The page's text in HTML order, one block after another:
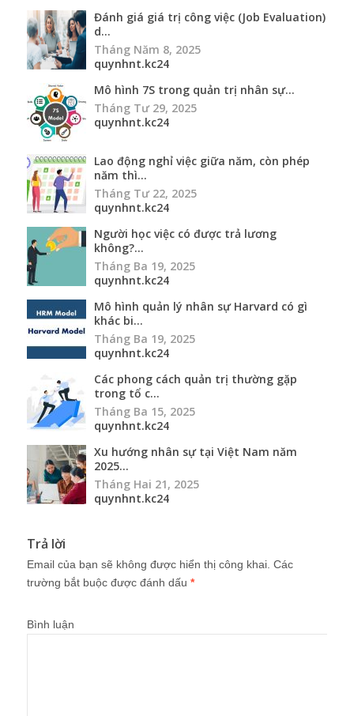
Đánh giá giá trị công việc (Job Evaluation)
d...
Tháng Năm 8, 2025
quynhnt.kc24
Mô hình 7S trong quản trị nhân sự...
Tháng Tư 29, 2025
quynhnt.kc24
Lao động nghỉ việc giữa năm, còn phép
năm thì...
Tháng Tư 22, 2025
quynhnt.kc24
Người học việc có được trả lương
không?...
Tháng Ba 19, 2025
quynhnt.kc24
Mô hình quản lý nhân sự Harvard có gì
khác bi...
Tháng Ba 19, 2025
quynhnt.kc24
Các phong cách quản trị thường gặp
trong tổ c...
Tháng Ba 15, 2025
quynhnt.kc24
Xu hướng nhân sự tại Việt Nam năm
2025...
Tháng Hai 21, 2025
quynhnt.kc24
Trả lời
Email của bạn sẽ không được hiển thị công khai. Các
trường bắt buộc được đánh dấu *
Bình luận